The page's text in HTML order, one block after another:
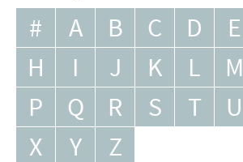
# A B C D E
H
I J K L M
P
Q R S T U
X
Y Z